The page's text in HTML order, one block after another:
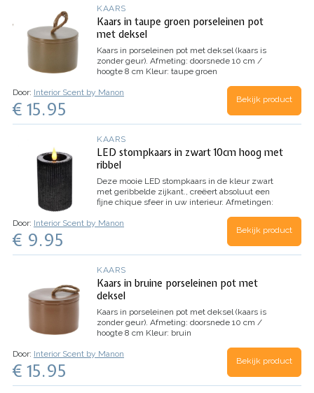
KAARS
Kaars in taupe groen porseleinen pot
met deksel
Kaars in porseleinen pot met deksel (kaars is
zonder geur). Afmeting: doorsnede 10 cm /
hoogte 8 cm Kleur: taupe groen
Door: Interior Scent by Manon
€ 15.95 Bekijk product
KAARS
LED stompkaars in zwart 10cm hoog met
ribbel
Deze mooie LED stompkaars in de kleur zwart
met geribbelde zijkant., creëert absoluut een
fijne chique sfeer in uw interieur. Afmetingen:
Door: Interior Scent by Manon
€ 9.95 Bekijk product
KAARS
Kaars in bruine porseleinen pot met
deksel
Kaars in porseleinen pot met deksel (kaars is
zonder geur). Afmeting: doorsnede 10 cm /
hoogte 8 cm Kleur: bruin
Door: Interior Scent by Manon
€ 15.95 Bekijk product